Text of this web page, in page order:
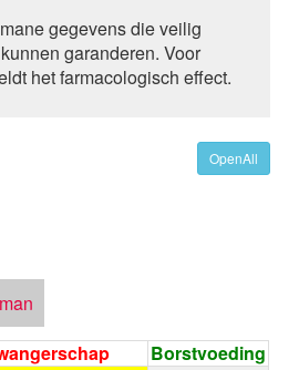
HYDROXYDE
gegevens die veilig
garanderen. Voor
het farmacologisch effect.
OpenAll
Borstvoeding